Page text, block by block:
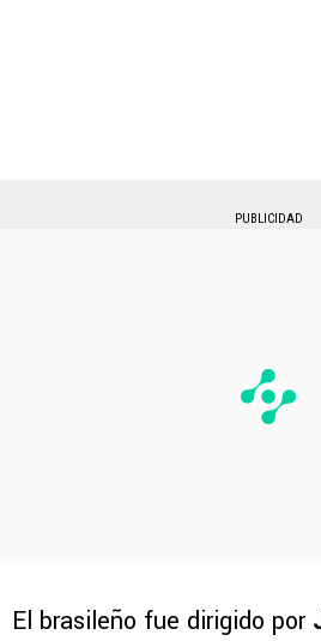
PUBLICIDAD
El brasileño fue dirigido por